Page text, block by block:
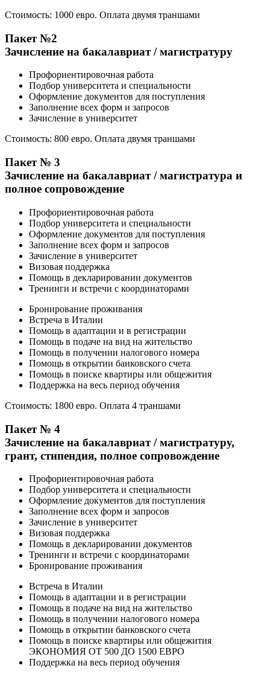
Стоимость: 1000 евро. Оплата двумя траншами
Пакет №2
Зачисление на бакалавриат / магистратуру
Профориентировочная работа
Подбор университета и специальности
Оформление документов для поступления
Заполнение всех форм и запросов
Зачисление в университет
Стоимость: 800 евро. Оплата двумя траншами
Пакет № 3
Зачисление на бакалавриат / магистратура и
полное сопровождение
Профориентировочная работа
Подбор университета и специальности
Оформление документов для поступления
Заполнение всех форм и запросов
Зачисление в университет
Визовая поддержка
Помощь в декларировании документов
Тренинги и встречи с координаторами
Бронирование проживания
Встреча в Италии
Помощь в адаптации и в регистрации
Помощь в подаче на вид на жительство
Помощь в получении налогового номера
Помощь в открытии банковского счета
Помощь в поиске квартиры или общежития
Поддержка на весь период обучения
Стоимость: 1800 евро. Оплата 4 траншами
Пакет № 4
Зачисление на бакалавриат / магистратуру,
грант, стипендия, полное сопровождение
Профориентировочная работа
Подбор университета и специальности
Оформление документов для поступления
Заполнение всех форм и запросов
Зачисление в университет
Визовая поддержка
Помощь в декларировании документов
Тренинги и встречи с координаторами
Бронирование проживания
Встреча в Италии
Помощь в адаптации и в регистрации
Помощь в подаче на вид на жительство
Помощь в получении налогового номера
Помощь в открытии банковского счета
Помощь в поиске квартиры или общежития
ЭКОНОМИЯ ОТ 500 ДО 1500 ЕВРО
Поддержка на весь период обучения